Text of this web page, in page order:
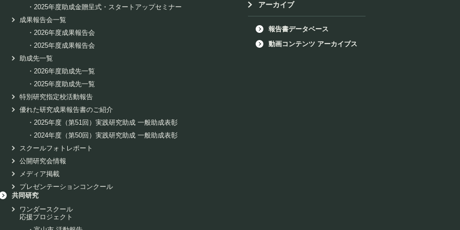
・ 2025年度助成金贈呈式・スタートアップセミナー
成果報告会一覧
・ 2026年度成果報告会
・ 2025年度成果報告会
助成先一覧
・ 2026年度助成先一覧
・ 2025年度助成先一覧
特別研究指定校活動報告
優れた研究成果報告書のご紹介
・ 2025年度（第51回）実践研究助成 一般助成表彰
・ 2024年度（第50回）実践研究助成 一般助成表彰
スクールフォトレポート
公開研究会情報
メディア掲載
プレゼンテーションコンクール
共同研究
ワンダースクール
応援プロジェクト
アーカイブ
報告書データベース
動画コンテンツ アーカイブス